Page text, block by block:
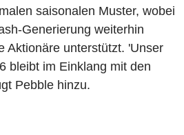
saisonalen Muster, wobei
Generierung weiterhin
Aktionäre unterstützt. 'Unser
bleibt im Einklang mit den
Pebble hinzu.